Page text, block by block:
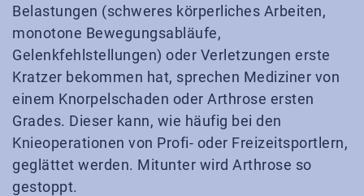
Belastungen (schweres körperliches Arbeiten,
monotone Bewegungsabläufe,
Gelenkfehlstellungen) oder Verletzungen erste
Kratzer bekommen hat, sprechen Mediziner von
einem Knorpelschaden oder Arthrose ersten
Grades. Dieser kann, wie häufig bei den
Knieoperationen von Profi- oder Freizeitsportlern,
geglättet werden. Mitunter wird Arthrose so
gestoppt.